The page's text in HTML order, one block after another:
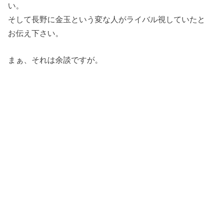
い。
そして長野に金玉という変な人がライバル視していたと
お伝え下さい。
まぁ、それは余談ですが。